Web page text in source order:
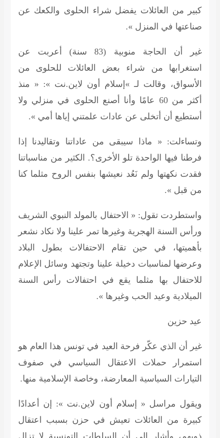
كبير من العائلات يفضل شراء الحلوى والكعك عن
صناعتها في المنزل ».
غير أن الحاجة منوبية (83 سنة) أعربت عن
استغرابها من شراء بعض العائلات للحلوى من
الأسواق، وقالت لـ »إسلام أون لاين.نت »: « منذ
أكثر من 60 عامًا وأنا أصنع الحلوى في منزلي ولا
أستطيع أن أتخلى عن عادات علمتني إياها أمي ».
وتساءلت: « ماذا سيبقى من عاداتنا وتقاليدنا إذا
فرطنا فيها الواحدة تلو الأخرى؟. الكثير من مناسباتنا
فقدت نكهتها ولم نَعُد نعيشها بنفس الروح مثلما كنا
من قبل ».
واستطردت تقول: « الاحتفال بالمولد النبوي الشريف
ورأس السنة الهجرية وغيرها تمر علينا ولا نكاد نشعر
بأهميتها، في حين تقام الاحتفالات بطول البلاد
وعرضها لمناسبات دخيلة علينا وتجتهد وسائل الإعلام
للاحتفال بها مثلما يقع في احتفالات رأس السنة
الميلادية وعيد الحب وغيرها ».
عيد حزين
غير أن الذي عكّر فرحة العيد في تونس هذا العام هو
استمرار حملات الاعتقال السياسي في صفوف
التيارات السياسية المعارضة، وخاصة الإسلامية منها.
ويقول مراسل « إسلام أون لاين.نت »: إن أعدادًا
كبيرة من العائلات تعيش في حزن بسبب اعتقال